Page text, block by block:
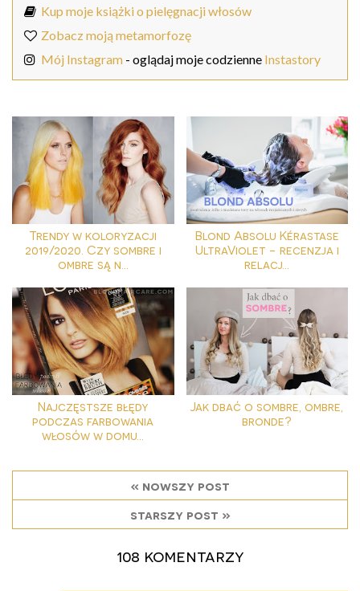
Kup moje książki o pielęgnacji włosów
Zobacz moją metamorfozę
Mój Instagram - oglądaj moje codzienne Instastory
Trendy w koloryzacji
2019/2020. Czy sombre i
ombre są n...
Blond Absolu Kérastase
UltraViolet - recenzja i
relacj...
Najczęstsze błędy
podczas farbowania
włosów w domu...
Jak dbać o sombre, ombre,
bronde?
« nowszy post
starszy post »
108 komentarzy